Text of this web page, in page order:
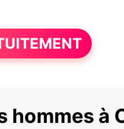
hommes à